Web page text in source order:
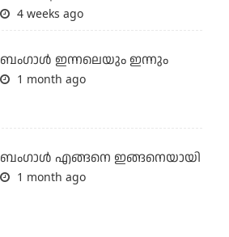
4 weeks ago
ബംഗാള്‍ ഇന്നലെയും ഇന്നും
1 month ago
ബം​ഗാൾ എങ്ങനെ ഇങ്ങനെയായി
1 month ago